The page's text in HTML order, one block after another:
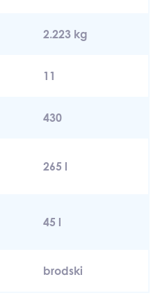
2.223 kg
11
430
265 l
45 l
brodski